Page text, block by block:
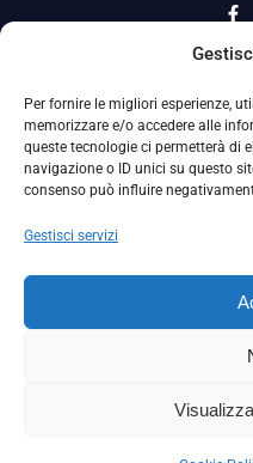
Per fornire le migliori esperienze,
memorizzare e/o accedere alle
queste tecnologie ci permetterà di
navigazione o ID unici su questo
consenso può influire
Gestisci servizi
Privacy Policy
La Società ha nominato il Responsabile della Protezione
adottate dalla nostra
Per contattare
La Società ha inoltre adottato un